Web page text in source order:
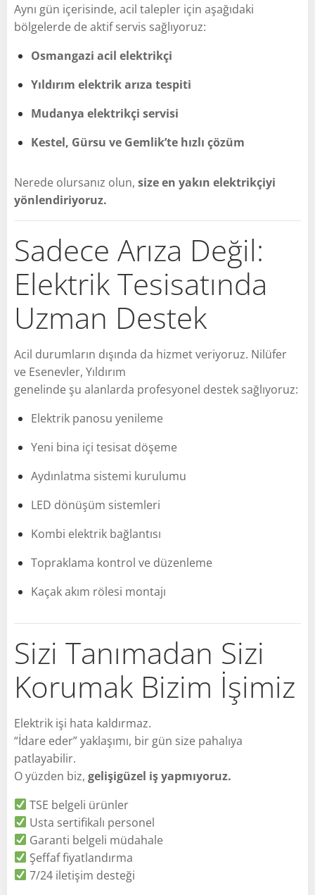
Aynı gün içerisinde, acil talepler için aşağıdaki
bölgelerde de aktif servis sağlıyoruz:
Osmangazi acil elektrikçi
Yıldırım elektrik arıza tespiti
Mudanya elektrikçi servisi
Kestel, Gürsu ve Gemlik’te hızlı çözüm
Nerede olursanız olun, size en yakın elektrikçiyi
yönlendiriyoruz.
Sadece Arıza Değil:
Elektrik Tesisatında
Uzman Destek
Acil durumların dışında da hizmet veriyoruz. Nilüfer
ve Esenevler, Yıldırım
genelinde şu alanlarda profesyonel destek sağlıyoruz:
Elektrik panosu yenileme
Yeni bina içi tesisat döşeme
Aydınlatma sistemi kurulumu
LED dönüşüm sistemleri
Kombi elektrik bağlantısı
Topraklama kontrol ve düzenleme
Kaçak akım rölesi montajı
Sizi Tanımadan Sizi
Korumak Bizim İşimiz
Elektrik işi hata kaldırmaz.
“İdare eder” yaklaşımı, bir gün size pahalıya
patlayabilir.
O yüzden biz, gelişigüzel iş yapmıyoruz.
TSE belgeli ürünler
Usta sertifikalı personel
Garanti belgeli müdahale
Şeffaf fiyatlandırma
7/24 iletişim desteği